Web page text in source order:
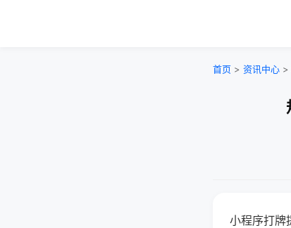
首页 > 资讯中心 >
小程序打牌